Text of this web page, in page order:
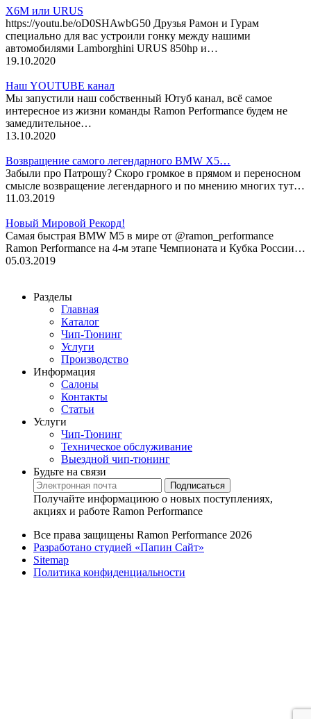
X6M или URUS
https://youtu.be/oD0SHAwbG50 Друзья Рамон и Гурам
специально для вас устроили гонку между нашими
автомобилями Lamborghini URUS 850hp и…
19.10.2020
Наш YOUTUBE канал
Мы запустили наш собственный Ютуб канал, всё самое
интересное из жизни команды Ramon Performance будем не
замедлительное…
13.10.2020
Возвращение самого легендарного BMW X5…
Забыли про Патрошу? Скоро громкое в прямом и переносном
смысле возвращение легендарного и по мнению многих тут…
11.03.2019
Новый Мировой Рекорд!
Cамая быстрая BMW M5 в мире от @ramon_performance
Ramon Performance на 4-м этапе Чемпионата и Кубка России…
05.03.2019
Разделы
Главная
Каталог
Чип-Тюнинг
Услуги
Производство
Информация
Салоны
Контакты
Статьи
Услуги
Чип-Тюнинг
Техническое обслуживание
Выездной чип-тюнинг
Будьте на связи
Подписаться
Получайте информациюю о новых поступлениях,
акциях и работе Ramon Performance
Все права защищены Ramon Performance 2026
Разработано студией «Папин Сайт»
Sitemap
Политика конфиденциальности